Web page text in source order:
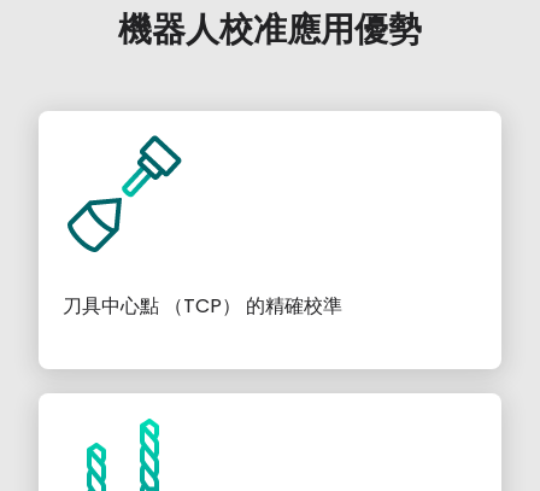
機器人校准應用優勢
刀具中心點 （TCP） 的精確校準